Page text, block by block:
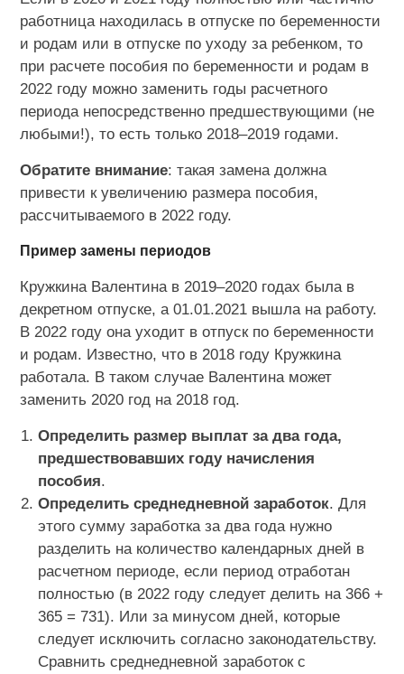
работница находилась в отпуске по беременности
и родам или в отпуске по уходу за ребенком, то
при расчете пособия по беременности и родам в
2022 году можно заменить годы расчетного
периода непосредственно предшествующими (не
любыми!), то есть только 2018–2019 годами.
Обратите внимание: такая замена должна
привести к увеличению размера пособия,
рассчитываемого в 2022 году.
Пример замены периодов
Кружкина Валентина в 2019–2020 годах была в
декретном отпуске, а 01.01.2021 вышла на работу.
В 2022 году она уходит в отпуск по беременности
и родам. Известно, что в 2018 году Кружкина
работала. В таком случае Валентина может
заменить 2020 год на 2018 год.
Определить размер выплат за два года,
предшествовавших году начисления
пособия.
Определить среднедневной заработок. Для
этого сумму заработка за два года нужно
разделить на количество календарных дней в
расчетном периоде, если период отработан
полностью (в 2022 году следует делить на 366 +
365 = 731). Или за минусом дней, которые
следует исключить согласно законодательству.
Сравнить среднедневной заработок с